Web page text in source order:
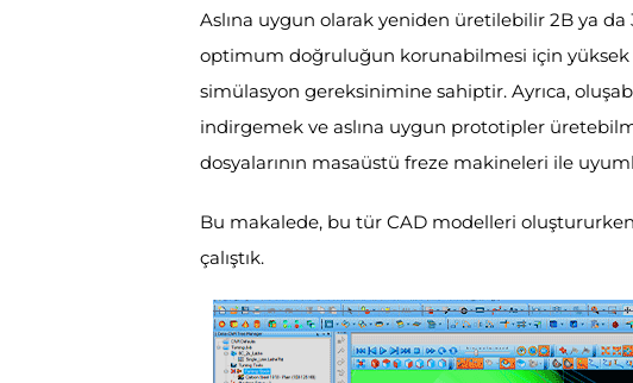
Aslına uygun olarak yeniden üretilebilir 2B ya
optimum doğruluğun korunabilmesi için yüksek
simülasyon gereksinimine sahiptir. Ayrıca,
indirgemek ve aslına uygun prototipler
dosyalarının masaüstü freze makineleri ile
Bu makalede, bu tür CAD modelleri
çalıştık.